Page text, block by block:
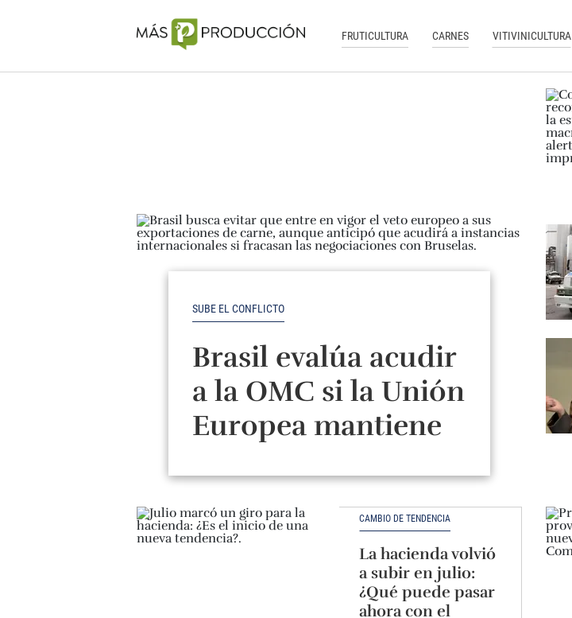
FRUTICULTURA CARNES VITIVINICULTURA
SUBE EL CONFLICTO
Brasil evalúa acudir
a la OMC si la Unión
Europea mantiene
CAMBIO DE TENDENCIA
La hacienda volvió
a subir en julio:
¿Qué puede pasar
ahora con el